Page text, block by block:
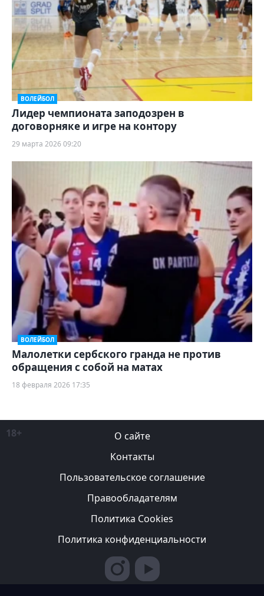
ВОЛЕЙБОЛ
Лидер чемпионата заподозрен в
договорняке и игре на контору
29 марта 2026 09:20
ВОЛЕЙБОЛ
Малолетки сербского гранда не против
обращения с собой на матах
18 февраля 2026 17:35
18+
О сайте
Контакты
Пользовательское соглашение
Правообладателям
Политика Cookies
Политика конфиденциальности